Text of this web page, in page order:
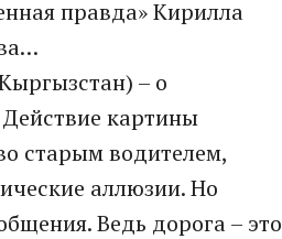
правда» Кирилла
– о
картины
старым водителем,
аллюзии. Но
Ведь дорога – это